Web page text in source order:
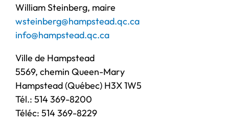
William Steinberg, maire
wsteinberg@hampstead.qc.ca
info@hampstead.qc.ca
Ville de Hampstead
5569, chemin Queen-Mary
Hampstead (Québec) H3X 1W5
Tél.: 514 369-8200
Téléc: 514 369-8229